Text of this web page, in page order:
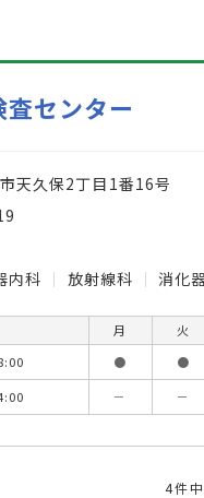
センター
天久保2丁目1番16号
内科 放射線科 消化
月 火
● ●
－ －
4件